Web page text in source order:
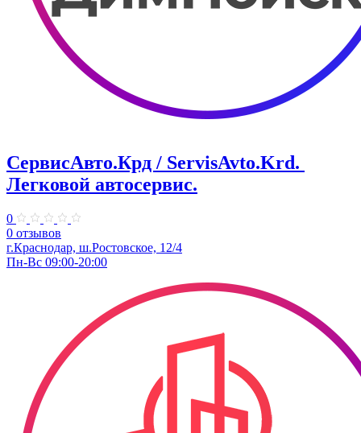
СервисАвто.Крд / ServisAvto.Krd. ​
Легковой автосервис.
0
0 отзывов
г.Краснодар, ш.Ростовское, 12/4
Пн-Вс 09:00-20:00